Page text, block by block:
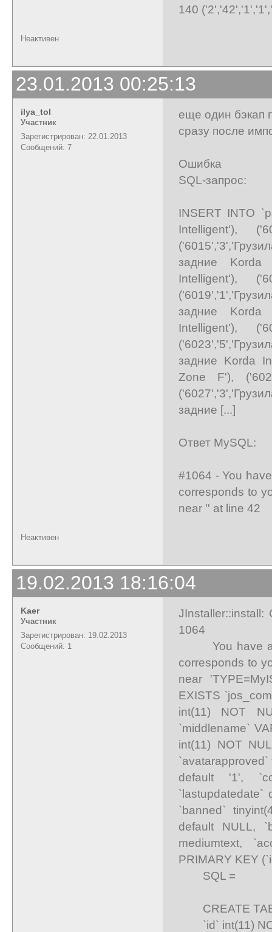
140
Неактивен
23.01.2013 00:25:13
ilya_tol
Участник
Зарегистрирован: 22.01.2013
Сообщений: 7
еще один бэкап
сразу после
Ошибка
SQL-запрос:
INSERT INTO
Intelligent'),
задние Korda
Intelligent'),
задние Korda
Intelligent'),
задние Korda
Zone F'),
задние [...]
Ответ MySQL:
#1064 - You
corresponds to
near '' at line 42
Неактивен
19.02.2013 18:16:04
Kaer
Участник
Зарегистрирован: 19.02.2013
Сообщений: 1
1064
You have an
corresponds to
near
EXISTS
int(11) NOT
`middlename`
int(11) NOT
default '1',
`lastupdatedate`
`banned`
default NULL,
mediumtext,
PRIMARY KEY
SQL =
CREATE
`id` int(11)